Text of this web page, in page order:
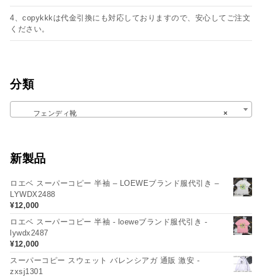
4、copykkkは代金引換にも対応しておりますので、安心してご注文
ください。
分類
×
フェンディ靴
新製品
ロエベ スーパーコピー 半袖 – LOEWEブランド服代引き –
LYWDX2488
¥12,000
ロエベ スーパーコピー 半袖 - loeweブランド服代引き -
lywdx2487
¥12,000
スーパーコピー スウェット バレンシアガ 通販 激安 -
zxsj1301